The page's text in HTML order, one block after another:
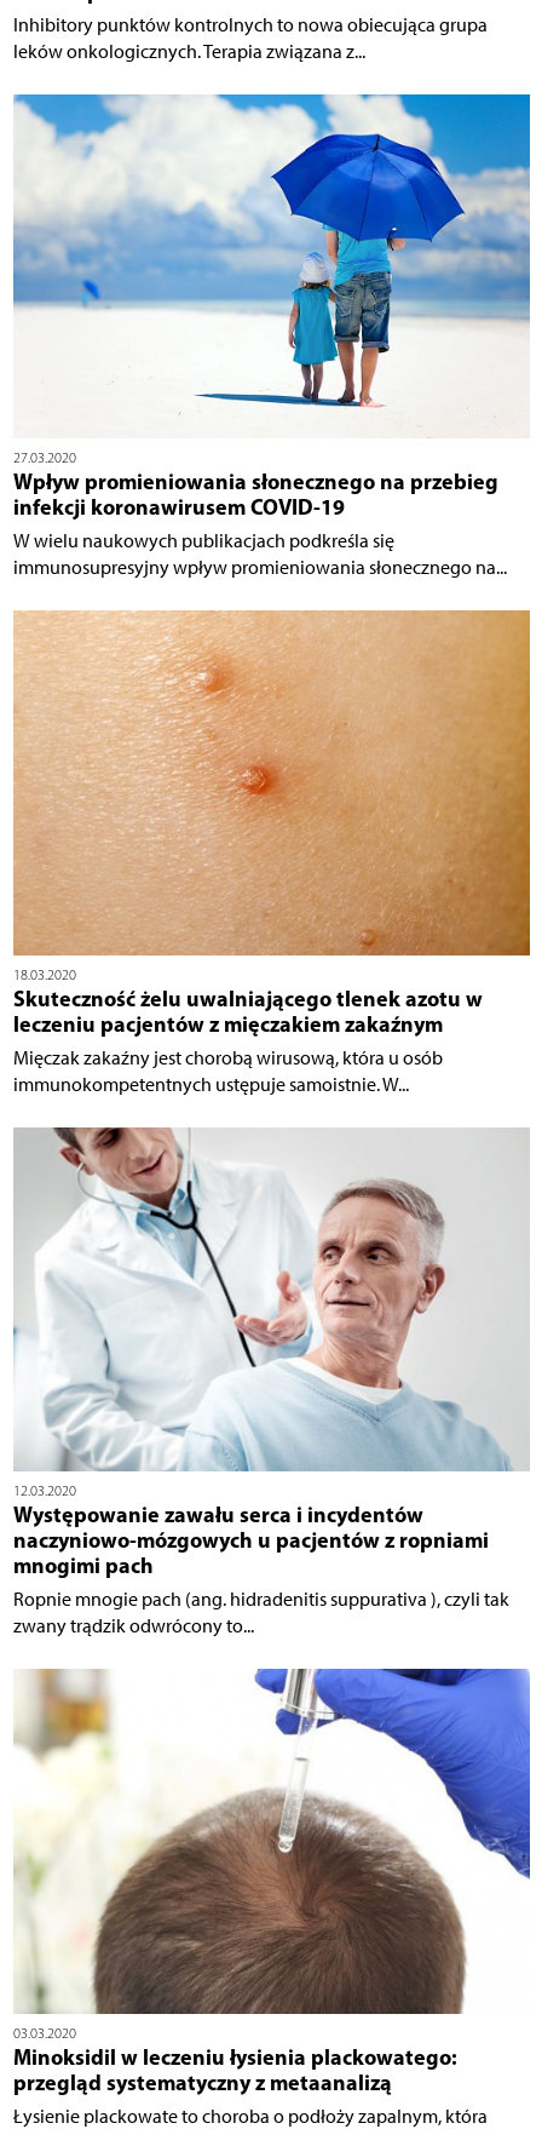
Inhibitory punktów kontrolnych to nowa obiecująca grupa
leków onkologicznych. Terapia związana z...
27.03.2020
Wpływ promieniowania słonecznego na przebieg
infekcji koronawirusem COVID-19
W wielu naukowych publikacjach podkreśla się
immunosupresyjny wpływ promieniowania słonecznego na...
18.03.2020
Skuteczność żelu uwalniającego tlenek azotu w
leczeniu pacjentów z mięczakiem zakaźnym
Mięczak zakaźny jest chorobą wirusową, która u osób
immunokompetentnych ustępuje samoistnie. W...
12.03.2020
Występowanie zawału serca i incydentów
naczyniowo-mózgowych u pacjentów z ropniami
mnogimi pach
Ropnie mnogie pach (ang. hidradenitis suppurativa ), czyli tak
zwany trądzik odwrócony to...
03.03.2020
Minoksidil w leczeniu łysienia plackowatego:
przegląd systematyczny z metaanalizą
Łysienie plackowate to choroba o podłoży zapalnym, która